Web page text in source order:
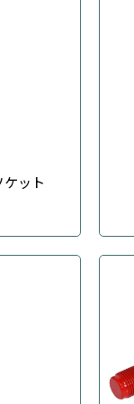
ット